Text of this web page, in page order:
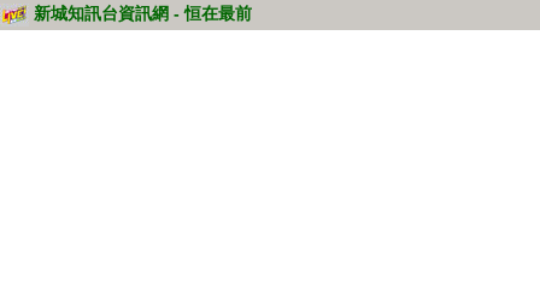
新城知訊台資訊網 - 恒在最前